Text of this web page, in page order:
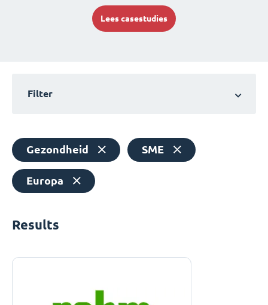
Lees casestudies
Filter
Gezondheid SME
Europa
Results